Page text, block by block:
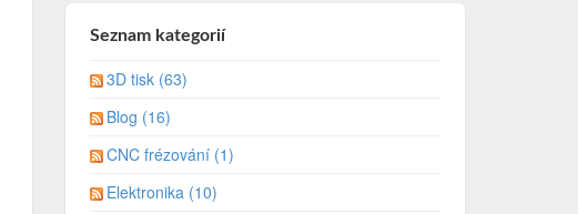
Seznam kategorií
3D tisk (63)
Blog (16)
CNC frézování (1)
Elektronika (10)